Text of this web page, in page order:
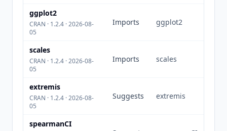
ggplot2
CRAN · 1.2.4 · 2026-08-
05
Imports ggplot2
scales
CRAN · 1.2.4 · 2026-08-
05
Imports scales
extremis
CRAN · 1.2.4 · 2026-08-
05
Suggests extremis
spearmanCI